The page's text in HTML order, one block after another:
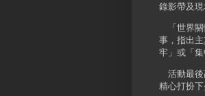
錄影帶及
「世界關
事，指出
牢」或「
活動最後
精心打扮